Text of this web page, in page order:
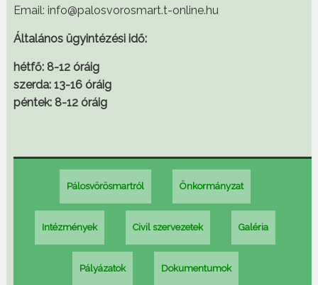
Email: info@palosvorosmart.t-online.hu
Általános ügyintézési idő:
hétfő: 8-12 óráig
szerda: 13-16 óráig
péntek: 8-12 óráig
Pálosvörösmartról Önkormányzat
Intézmények Civil szervezetek Galéria
Pályázatok Dokumentumok